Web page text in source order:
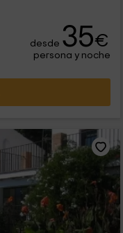
desde 35€
persona y noche